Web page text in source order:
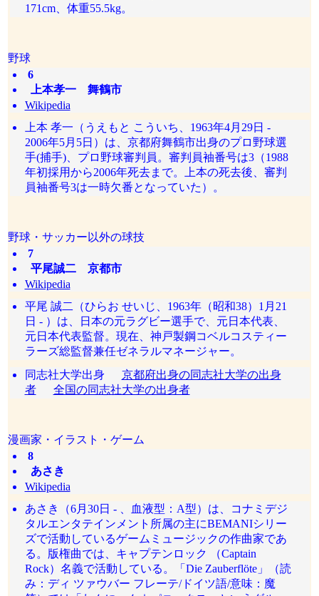
171cm、体重55.5kg。
野球
6
上本孝一 舞鶴市
Wikipedia
上本 孝一（うえもと こういち、1963年4月29日 -
2006年5月5日）は、京都府舞鶴市出身のプロ野球選
手(捕手)、プロ野球審判員。審判員袖番号は3（1988
年初採用から2006年死去まで。上本の死去後、審判
員袖番号3は一時欠番となっていた）。
野球・サッカー以外の球技
7
平尾誠二 京都市
Wikipedia
平尾 誠二（ひらお せいじ、1963年（昭和38）1月21
日 - ）は、日本の元ラグビー選手で、元日本代表、
元日本代表監督。現在、神戸製鋼コベルコスティー
ラーズ総監督兼任ゼネラルマネージャー。
同志社大学出身 京都府出身の同志社大学の出身
者
全国の同志社大学の出身者
漫画家・イラスト・ゲーム
8
あさき
Wikipedia
あさき（6月30日 - 、血液型：A型）は、コナミデジ
タルエンタテインメント所属の主にBEMANIシリー
ズで活動しているゲームミュージックの作曲家であ
る。版権曲では、キャプテンロック （Captain
Rock）名義で活動している。「Die Zauberflöte」（読
み：ディ ツァウバー フレーテ/ドイツ語/意味：魔